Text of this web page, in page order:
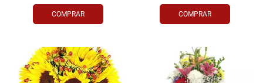
COMPRAR COMPRAR